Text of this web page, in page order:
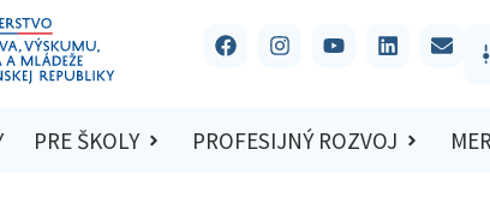
PRE ŠKOLY PROFESIJNÝ ROZVOJ